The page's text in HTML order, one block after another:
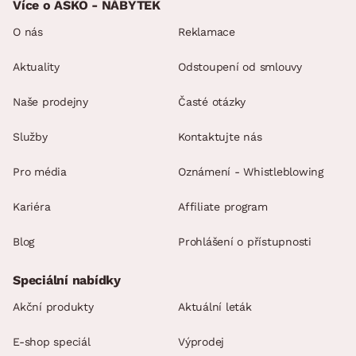
Více o ASKO - NÁBYTEK
O nás
Aktuality
Naše prodejny
Služby
Pro média
Kariéra
Blog
Reklamace
Odstoupení od smlouvy
Časté otázky
Kontaktujte nás
Oznámení - Whistleblowing
Affiliate program
Prohlášení o přístupnosti
Speciální nabídky
Akční produkty Aktuální leták
E-shop speciál Výprodej